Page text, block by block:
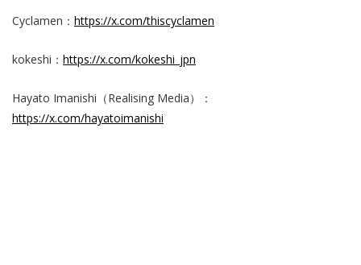
Cyclamen： https://x.com/thiscyclamen
kokeshi： https://x.com/kokeshi_jpn
Hayato Imanishi（Realising Media）：
https://x.com/hayatoimanishi